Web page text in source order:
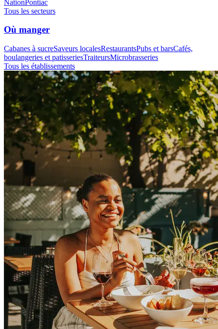
NationPontiac
Tous les secteurs
Où manger
Cabanes à sucreSaveurs localesRestaurantsPubs et barsCafés,
boulangeries et patisseriesTraiteursMicrobrasseries
Tous les établissements